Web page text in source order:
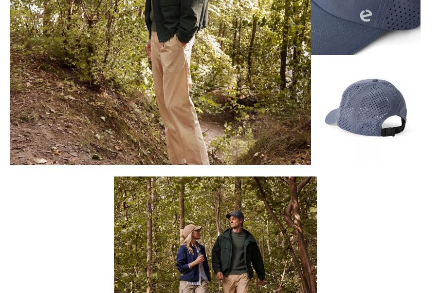
Обувь со скидками
Аутлет